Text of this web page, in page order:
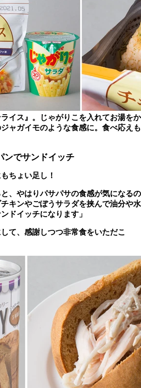
イス』。じゃがりこを入れてお湯をか
ャガイモのような食感に。食べ応えも
ンでサンドイッチ
ちょい足し！
と、やはりパサパサの食感が気になるの
キンやごぼうサラダを挟んで油分や水
ドイッチになります」
て、感謝しつつ非常食をいただこ